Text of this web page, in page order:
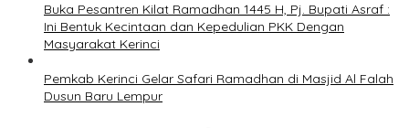
Buka Pesantren Kilat Ramadhan 1445 H, Pj. Bupati Asraf :
Ini Bentuk Kecintaan dan Kepedulian PKK Dengan
Masyarakat Kerinci
Pemkab Kerinci Gelar Safari Ramadhan di Masjid Al Falah
Dusun Baru Lempur